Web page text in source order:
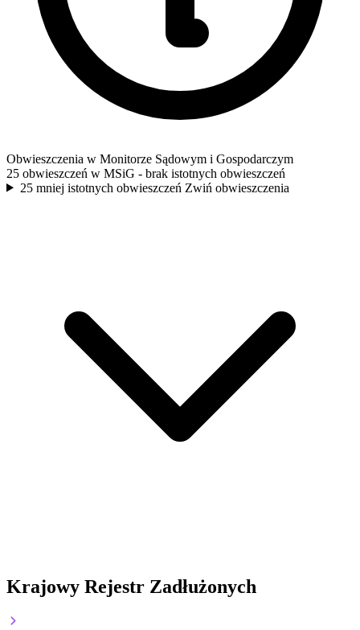
Obwieszczenia w Monitorze Sądowym i Gospodarczym
25 obwieszczeń w MSiG - brak istotnych obwieszczeń
25 mniej istotnych obwieszczeń Zwiń obwieszczenia
Krajowy Rejestr Zadłużonych